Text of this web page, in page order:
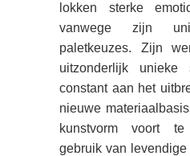
lokken sterke
vanwege zijn
paletkeuzes. Zijn
uitzonderlijk
constant aan het
nieuwe
kunstvorm voort
gebruik van